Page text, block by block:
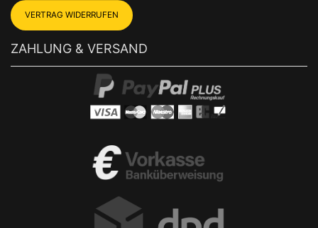
VERTRAG WIDERRUFEN
ZAHLUNG & VERSAND